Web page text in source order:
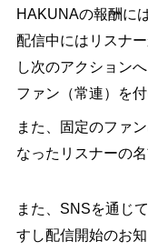
HAKUNAの報酬に
配信中にはリスナ
し次のアクション
ファン（常連）を
また、固定のファ
なったリスナーの
また、SNSを通じ
すし配信開始のお